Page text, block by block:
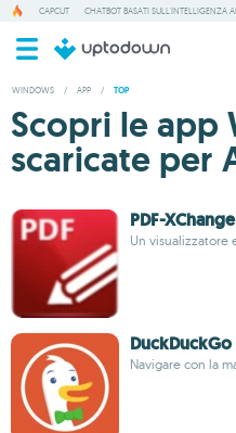
CAPCUT CHATBOT BASATI SULL'INTELLIGENZA
WINDOWS / APP / TOP
Scopri le app
scaricate per
PDF-
Un visualizzatore
DuckDuckGo
Navigare con la